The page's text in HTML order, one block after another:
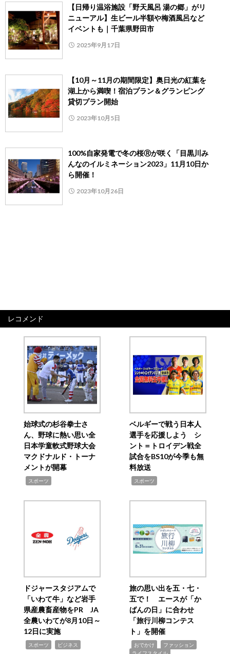
【日帰り温浴施設「野天風呂 湯の郷」がリ
ニューアル】生ビール半額や梅酒風呂など
イベントも｜千葉県野田市
2025年9月17日
【10月～11月の期間限定】奥日光の紅葉を
湖上から満喫！宿泊プラン＆グランピング
貸切プラン開始
2023年10月5日
100%自家発電で冬の桜Ⓡが咲く「目黒川み
んなのイルミネーション2023」11月10日か
ら開催！
2023年10月26日
レコメンド
始球式の杉谷拳士さ
ん、野球に熱い思い全
日本学童軟式野球大会
マクドナルド・トーナ
メントが開幕
スポーツ
ベルギーで戦う日本人
選手を応援しよう シ
ント＝トロイデン戦全
試合をBS10が今季も無
料放送
スポーツ
ドジャースタジアムで
「いわて牛」など岩手
県産農畜産物をPR JA
全農いわてが8月10日～
12日に実施
スポーツ ビジネス
旅の思い出を五・七・
五で！ エースが「か
ばんの日」に合わせ
「旅行川柳コンテス
ト」を開催
おでかけ ファッション